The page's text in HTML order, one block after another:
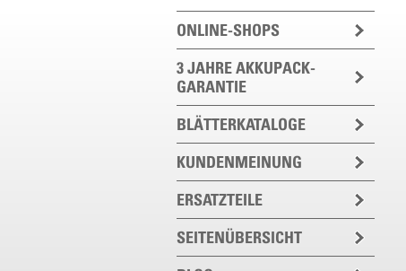
ONLINE-SHOPS
3 JAHRE AKKUPACK-
GARANTIE
BLÄTTERKATALOGE
KUNDENMEINUNG
ERSATZTEILE
SEITENÜBERSICHT